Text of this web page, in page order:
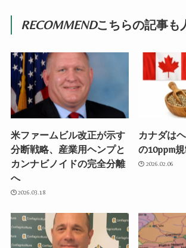
RECOMMENDこちらの記事も
米ファームビル改正が示す
分断戦略、産業用ヘンプと
カンナビノイドの完全分離
へ
2026.03.18
カナダは
の10ppm
2026.02.06